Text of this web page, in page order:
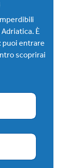
È
puoi entrare
scoprirai